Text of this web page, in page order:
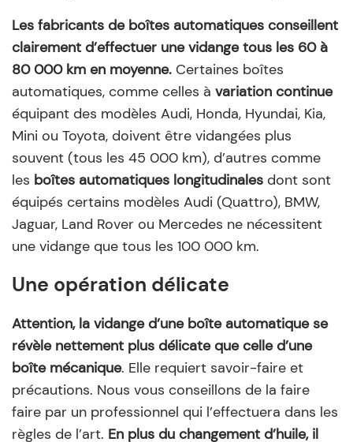
Les fabricants de boîtes automatiques conseillent
clairement d’effectuer une vidange tous les 60 à
80 000 km en moyenne. Certaines boîtes
automatiques, comme celles à variation continue
équipant des modèles Audi, Honda, Hyundai, Kia,
Mini ou Toyota, doivent être vidangées plus
souvent (tous les 45 000 km), d’autres comme
les boîtes automatiques longitudinales dont sont
équipés certains modèles Audi (Quattro), BMW,
Jaguar, Land Rover ou Mercedes ne nécessitent
une vidange que tous les 100 000 km.
Une opération délicate
Attention, la vidange d’une boîte automatique se
révèle nettement plus délicate que celle d’une
boîte mécanique. Elle requiert savoir-faire et
précautions. Nous vous conseillons de la faire
faire par un professionnel qui l’effectuera dans les
règles de l’art. En plus du changement d’huile, il